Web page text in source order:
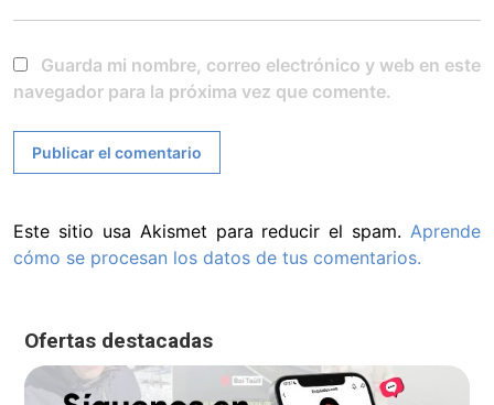
Guarda mi nombre, correo electrónico y web en este
navegador para la próxima vez que comente.
Este sitio usa Akismet para reducir el spam. Aprende
cómo se procesan los datos de tus comentarios.
Ofertas destacadas